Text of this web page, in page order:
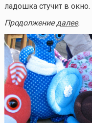
ладошка стучит в окно.
Продолжениедалее.